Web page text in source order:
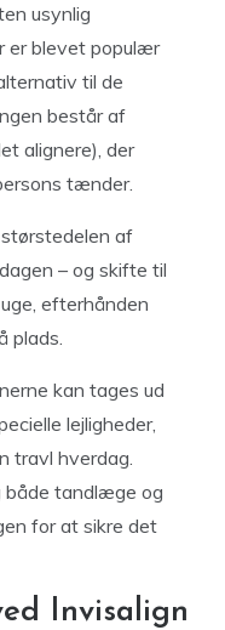
usynlig
er blevet populær
til de
består af
alignere), der
tænder.
af
– og skifte til
efterhånden
plads.
kan tages ud
lejligheder,
travl hverdag.
både tandlæge og
for at sikre det
Invisalign